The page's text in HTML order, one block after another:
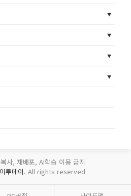
사, 재배포, AI학습 이용 금지
이투데이. All rights reserved